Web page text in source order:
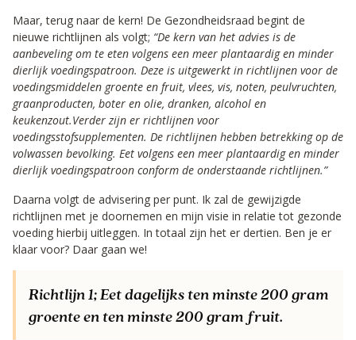
Maar, terug naar de kern! De Gezondheidsraad begint de
nieuwe richtlijnen als volgt; “De kern van het advies is de
aanbeveling om te eten volgens een meer plantaardig en minder
dierlijk voedingspatroon. Deze is uitgewerkt in richtlijnen voor de
voedingsmiddelen groente en fruit, vlees, vis, noten, peulvruchten,
graanproducten, boter en olie, dranken, alcohol en
keukenzout.Verder zijn er richtlijnen voor
voedingsstofsupplementen. De richtlijnen hebben betrekking op de
volwassen bevolking. Eet volgens een meer plantaardig en minder
dierlijk voedingspatroon conform de onderstaande richtlijnen.”
Daarna volgt de advisering per punt. Ik zal de gewijzigde
richtlijnen met je doornemen en mijn visie in relatie tot gezonde
voeding hierbij uitleggen. In totaal zijn het er dertien. Ben je er
klaar voor? Daar gaan we!
Richtlijn 1;Eet dagelijks ten minste 200 gram
groente en ten minste 200 gram fruit.